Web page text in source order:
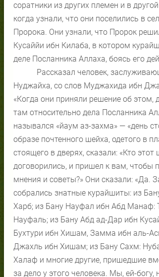
соратники из других племен и в
когда узнали, что они поселились в
Пророка. Они узнали, что Пророк
Кусаййи ибн Килаба, в котором
деле Посланника Аллаха, боясь его
Рассказал человек,
Нуджайха, со слов Муджахида ибн
«Когда они приняли решение об этом,
там относительно дела Посланника
назывался «йаум аз-захма» — «день
образе почтенного шейха, одетого в
стоящего в дверях, сказали: «Кто
договорились, и пришел к вам, чтобы
мнения и советы?» Они сказали: «Да.
собрались знатные курайшиты: из
Харб; из Бану Науфал ибн Абд
Науфаль; из Бану Абд ад-Дар ибн
Бухтури ибн Хишам, Замма ибн аль-
Джахль ибн Хишам; из Бану Сахм:
Халаф и многие другие, пришедшие
за дело у этого человека. Мы, ей-